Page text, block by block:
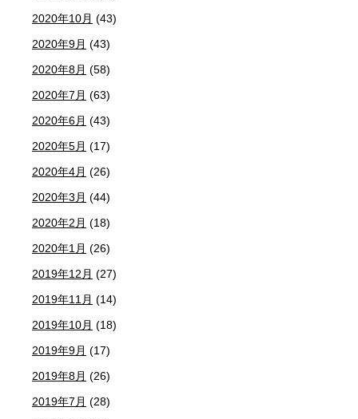
2020年10月 (43)
2020年9月 (43)
2020年8月 (58)
2020年7月 (63)
2020年6月 (43)
2020年5月 (17)
2020年4月 (26)
2020年3月 (44)
2020年2月 (18)
2020年1月 (26)
2019年12月 (27)
2019年11月 (14)
2019年10月 (18)
2019年9月 (17)
2019年8月 (26)
2019年7月 (28)